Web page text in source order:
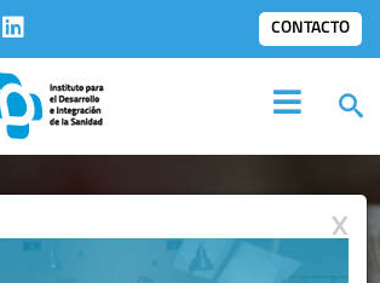
CONTACTO
X